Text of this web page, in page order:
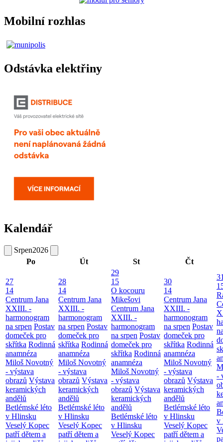
Mobilní rozhlas
Odstávka elektřiny
Kalendář
Srpen2026
Po
Út St Čt
27
14
Centrum Jana
XXIII. -
harmonogram
na srpen Postav
domeček pro
skřítka Rodinná
anamnéza
Miloš Novotný
- výstava
obrazů Výstava
keramických
andělů
Betlémské léto
v Hlinsku
Veselý Kopec
patří dětem a
28
14
Centrum Jana
XXIII. -
harmonogram
na srpen Postav
domeček pro
skřítka Rodinná
anamnéza
Miloš Novotný
- výstava
obrazů Výstava
keramických
andělů
Betlémské léto
v Hlinsku
Veselý Kopec
patří dětem a
29
15
O kocouru
Mikešovi
Centrum Jana
XXIII. -
harmonogram
na srpen Postav
domeček pro
skřítka Rodinná
anamnéza
Miloš Novotný
- výstava
obrazů Výstava
keramických
andělů
Betlémské léto
v Hlinsku
Veselý Kopec
30
14
Centrum Jana
XXIII. -
harmonogram
na srpen Postav
domeček pro
skřítka Rodinná
anamnéza
Miloš Novotný
- výstava
obrazů Výstava
keramických
andělů
Betlémské léto
v Hlinsku
Veselý Kopec
patří dětem a
-
v